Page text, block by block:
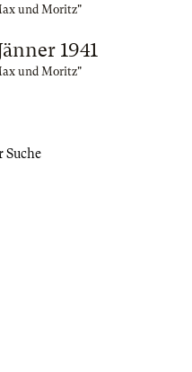
und Moritz"
1941
und Moritz"
Suche